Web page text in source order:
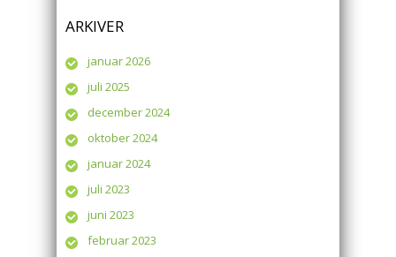
ARKIVER
januar 2026
juli 2025
december 2024
oktober 2024
januar 2024
juli 2023
juni 2023
februar 2023